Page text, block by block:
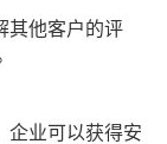
其他客户的评
企业可以获得安